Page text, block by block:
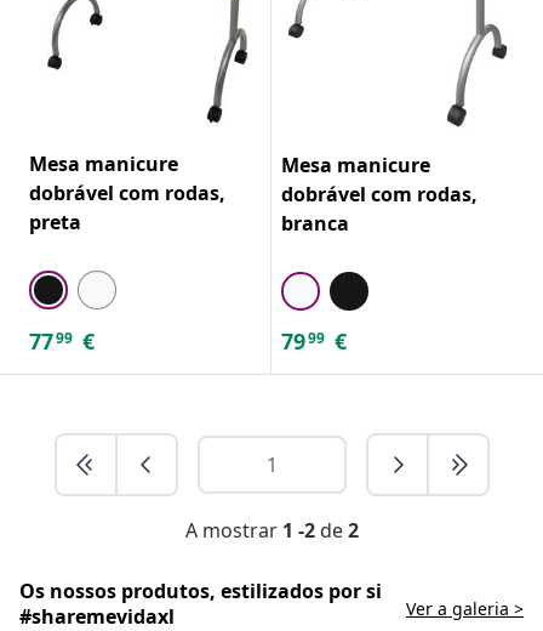
Mesa manicure
dobrável com rodas,
preta
7799 €
Mesa manicure
dobrável com rodas,
branca
7999 €
A mostrar 1 -2de2
Os nossos produtos, estilizados por si
#sharemevidaxl
Ver a galeria >